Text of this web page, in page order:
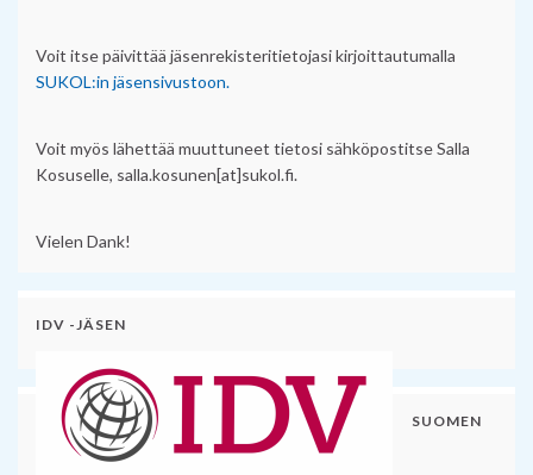
Voit itse päivittää jäsenrekisteritietojasi kirjoittautumalla
SUKOL:in jäsensivustoon.
Voit myös lähettää muuttuneet tietosi sähköpostitse Salla
Kosuselle, salla.kosunen[at]sukol.fi.
Vielen Dank!
IDV -JÄSEN
SUOMEN